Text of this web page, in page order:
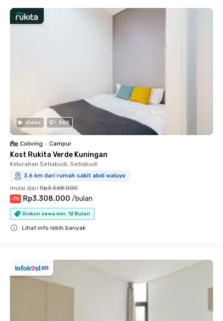
Video 360
Coliving • Campur
Kost Rukita Verde Kuningan
Kelurahan Setiabudi, Setiabudi
3.6 km dari rumah sakit abdi waluyo
mulai dari Rp3.568.000
-7% Rp3.308.000 /bulan
Diskon sewa min. 12 Bulan
Lihat info lebih banyak